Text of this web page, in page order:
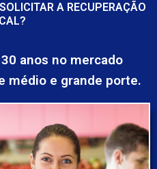
A RECUPERAÇÃO
anos no mercado
médio e grande porte.